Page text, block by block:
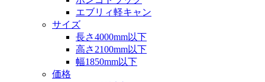
エブリィ軽キャン
サイズ
長さ4000mm以下
高さ2100mm以下
幅1850mm以下
価格